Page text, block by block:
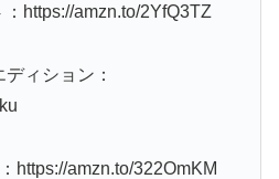
：https://amzn.to/2YfQ3TZ
ィション：
https://amzn.to/322OmKM